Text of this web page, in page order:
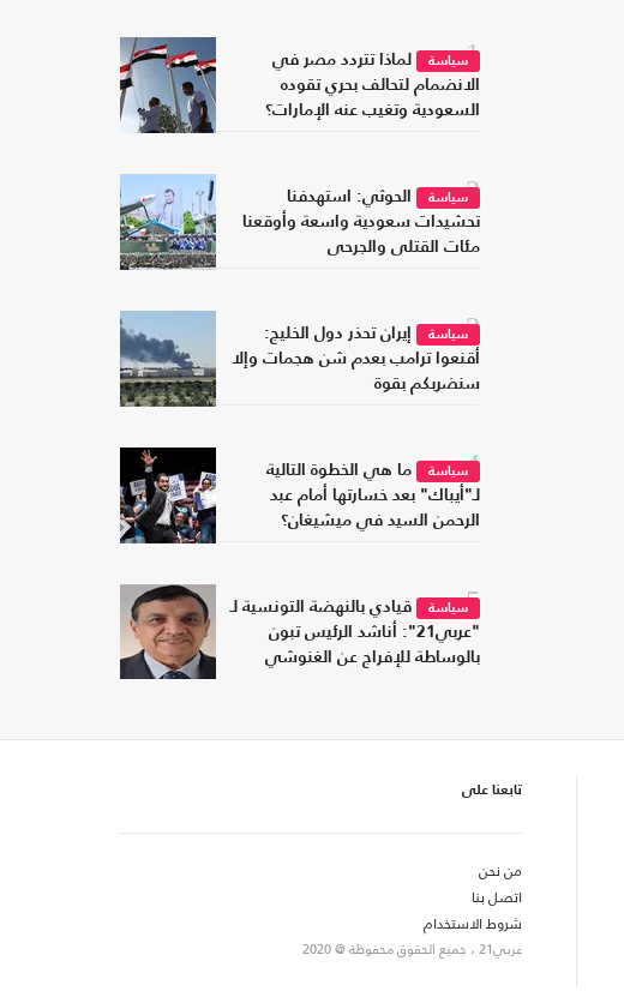
1سياسة
لماذا تتردد مصر في
الانضمام لتحالف بحري تقوده
السعودية وتغيب عنه الإمارات؟
2سياسة
الحوثي: استهدفنا
تحشيدات سعودية واسعة وأوقعنا
مئات القتلى والجرحى
3سياسة
إيران تحذر دول الخليج:
أقنعوا ترامب بعدم شن هجمات وإلا
سنضربكم بقوة
4سياسة
ما هي الخطوة التالية
لـ"أيباك" بعد خسارتها أمام عبد
الرحمن السيد في ميشيغان؟
5سياسة
قيادي بالنهضة التونسية لـ
"عربي21": أناشد الرئيس تبون
بالوساطة للإفراج عن الغنوشي
تابعنا على
من نحن
اتصل بنا
شروط الاستخدام
عربي21 ، جميع الحقوق محفوظة @ 2020